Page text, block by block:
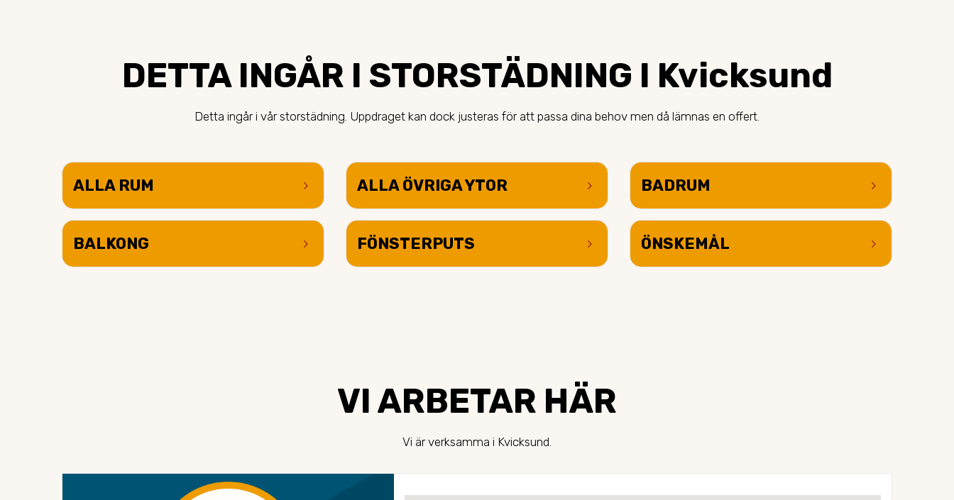
DETTA INGÅR I STORSTÄDNING I Kvicksund
Detta ingår i vår storstädning. Uppdraget kan dock justeras för att passa dina behov men då lämnas en offert.
keyboard_arrow_right
ALLA RUM
keyboard_arrow_right
BALKONG
keyboard_arrow_right
ALLA ÖVRIGA YTOR
keyboard_arrow_right
FÖNSTERPUTS
keyboard_arrow_right
BADRUM
keyboard_arrow_right
ÖNSKEMÅL
VI ARBETAR HÄR
Vi är verksamma i Kvicksund.